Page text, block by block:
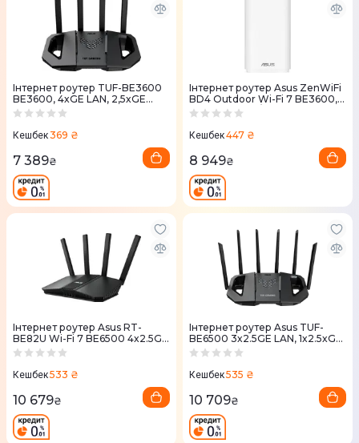
Iнтернет роутер TUF-BE3600
BE3600, 4xGE LAN, 2,5xGE
WAN, 1xUSB3.2, MESH
Кешбек369 ₴
7 389₴
Iнтернет роутер Asus ZenWiFi
BD4 Outdoor Wi-Fi 7 BE3600,
2x2,5GE WAN/LAN, 1мод, білий
Кешбек447 ₴
8 949₴
Iнтернет роутер Asus RT-
BE82U Wi-Fi 7 BE6500 4x2.5GE
LAN, 1x2.5GE WAN. 1xUSB3.2,
Кешбек533 ₴
10 679₴
Iнтернет роутер Asus TUF-
BE6500 3x2.5GE LAN, 1x2.5xGE
WAN, 1xUSB3.2, MESH
Кешбек535 ₴
10 709₴